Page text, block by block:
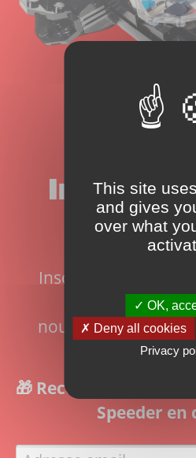
Inscrivez-
Inscrivez-vous
l'actualité
nouveaux sets
articles et
🎁 Recevez les
Speeder en
This site
and gives
over what
OK,
Deny all cookies
Privacy